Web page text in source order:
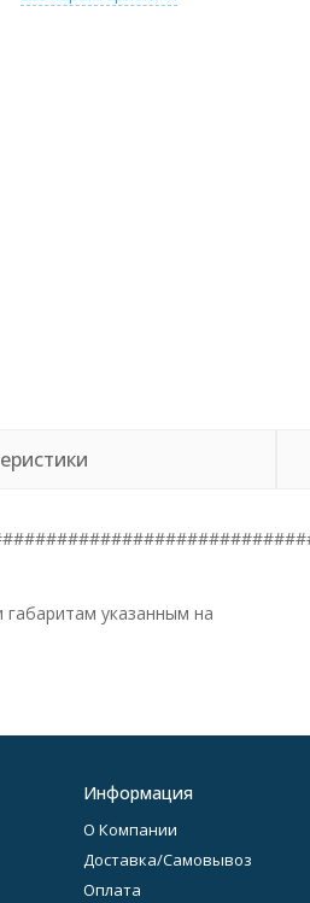
указанным на
Информация
О Компании
Доставка/Самовывоз
Оплата